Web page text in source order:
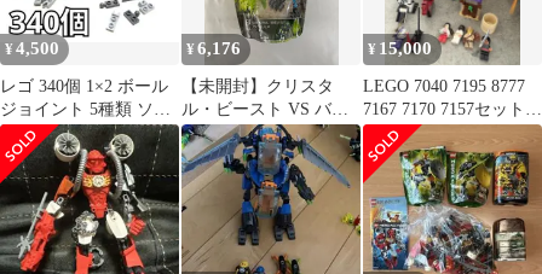
¥4,500
レゴ 340個 1×2 ボール
ジョイント 5種類 ソケ
ット テクニック
¥6,176
【未開封】クリスタ
ル・ビースト VS バル
ク 「レゴ ヒーロー・フ
ァクトリー」 44026
¥ 15,000
LEGO 7040 7195 8777
7167 7170 7157セット正
規品